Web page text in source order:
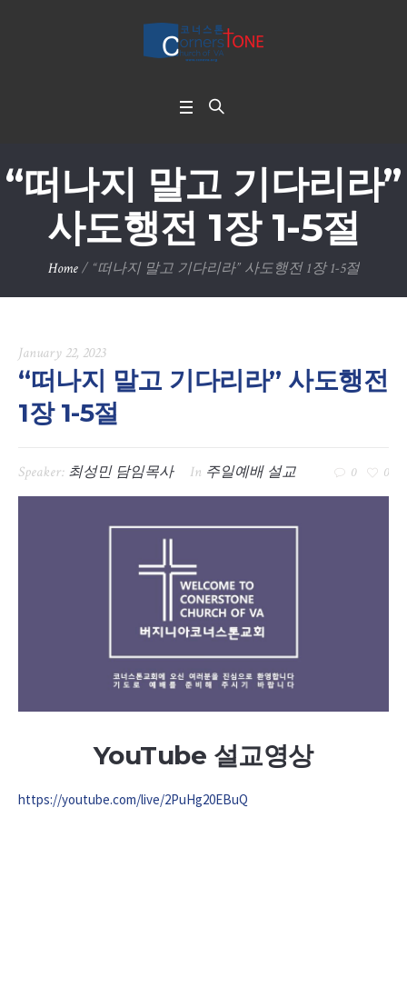
“떠나지 말고 기다리라”
사도행전 1장 1-5절
Home / “떠나지 말고 기다리라” 사도행전 1장 1-5절
January 22, 2023
“떠나지 말고 기다리라” 사도행전
1장 1-5절
Speaker: 최성민 담임목사 In 주일예배 설교 0 0
YouTube 설교영상
https://youtube.com/live/2PuHg20EBuQ